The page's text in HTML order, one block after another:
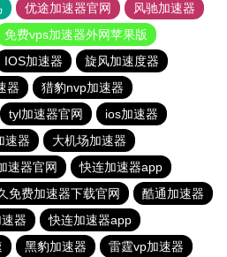
优途加速器官网
风驰加速器
免费vps加速器外网苹果版
IOS加速器
旋风加速度器
器
猎豹nvp加速器
tyl加速器官网
ios加速器
速器
大机场加速器
速器官网
快连加速器app
免费加速器下载官网
酷通加速器
器
快连加速器app
黑豹加速器 雷霆vp加速器